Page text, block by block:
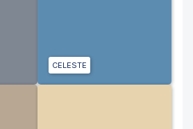
CELESTE